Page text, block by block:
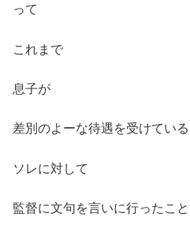
って
これまで
息子が
差別のよーな待遇を受けてい
ソレに対して
監督に文句を言いに行ったこ